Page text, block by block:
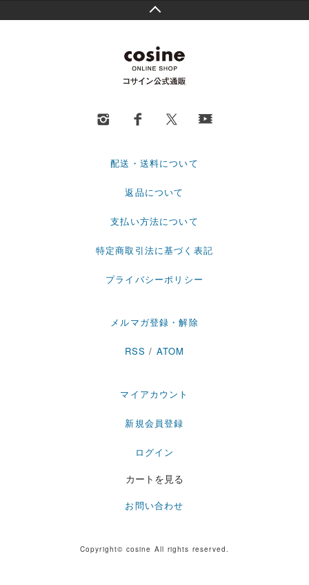
配送・送料について
返品について
支払い方法について
特定商取引法に基づく表記
プライバシーポリシー
メルマガ登録・解除
RSS / ATOM
マイアカウント
新規会員登録
ログイン
カートを見る
お問い合わせ
Copyright© cosine All rights reserved.